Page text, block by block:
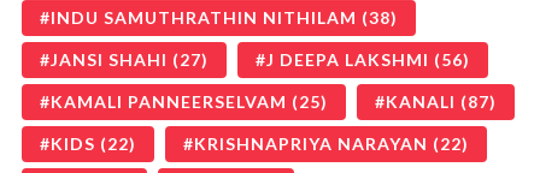
INDU SAMUTHRATHIN NITHILAM (38)
JANSI SHAHI (27) J DEEPA LAKSHMI (56)
KAMALI PANNEERSELVAM (25) KANALI (87)
KIDS (22) KRISHNAPRIYA NARAYAN (22)